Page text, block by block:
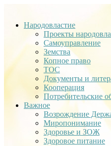
Народовластие
Проекты
Самоуправление
Земства
Копное право
ТОС
Документы и
Кооперация
Потребительские
Важное
Возрождение
Миропонимание
Здоровье и ЗОЖ
Здоровое питание